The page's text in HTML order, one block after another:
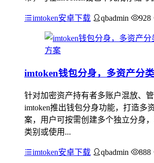
imtoken安卓下载 qbadmin 928
imtoken钱包分身，多资产分
针对加密资产持有者多账户混放、管
imtoken推出钱包分身功能，打造多
案，用户可按需创建多个独立分身
类别或使用...
imtoken安卓下载 qbadmin 888